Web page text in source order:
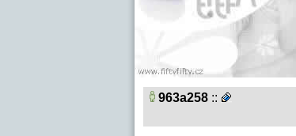
963a258 ::